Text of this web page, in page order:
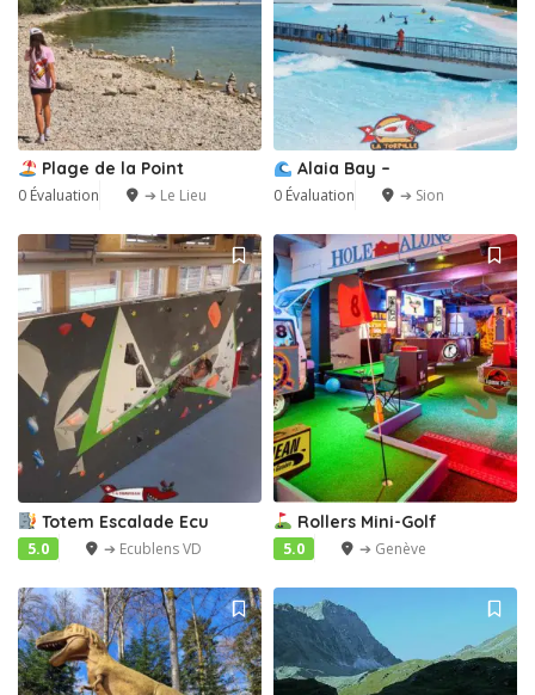
Plage de la Point
0 Évaluation ➔ Le Lieu
Alaia Bay –
0 Évaluation ➔ Sion
Totem Escalade Ecu
5.0 ➔ Ecublens VD
Rollers Mini-Golf
5.0 ➔ Genève